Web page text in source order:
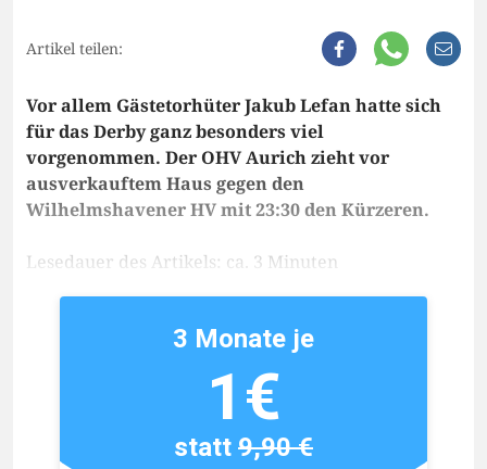
Artikel teilen:
Vor allem Gästetorhüter Jakub Lefan hatte sich
für das Derby ganz besonders viel
vorgenommen. Der OHV Aurich zieht vor
ausverkauftem Haus gegen den
Wilhelmshavener HV mit 23:30 den Kürzeren.
Lesedauer des Artikels: ca. 3 Minuten
3 Monate je
1€
statt9,90 €